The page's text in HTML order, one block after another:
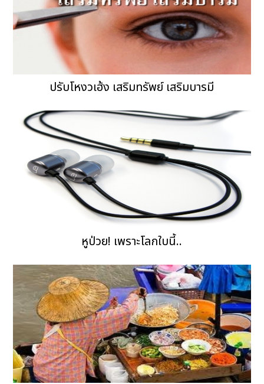
ปรับโหงวเฮ้ง เสริมทรัพย์ เสริมบารมี
หูป่วย! เพราะโลกใบนี้..